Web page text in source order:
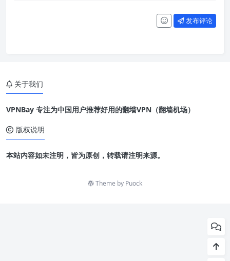
发布评论
关于我们
VPNBay 专注为中国用户推荐好用的翻墙VPN（翻墙机场）
版权说明
本站内容如未注明，皆为原创，转载请注明来源。
Theme by Puock